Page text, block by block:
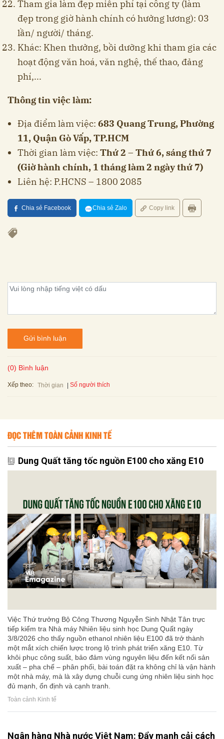
Tham gia làm đẹp miễn phí tại công ty (làm
đẹp trong giờ hành chính có hưởng lương): 03
lần/ người/ tháng.
Khác: Khen thưởng, bồi dưỡng khi tham gia các
hoạt động văn hoá, văn nghệ, thế thao, đảng
phí,...
Thông tin việc làm:
Địa điểm làm việc: 683 Quang Trung, Phường
11, Quận Gò Vấp, TP.HCM
Thời gian làm việc: Thứ 2 – Thứ 6, sáng thứ 7
(Giờ hành chính, 1 tháng làm 2 ngày thứ 7)
Liên hệ: P.HCNS – 1800 2085
Chia sẻ Facebook Chia sẻ Zalo Copy link
Gửi bình luận
(0) Bình luận
Xếp theo: Thời gian Số người thích
ĐỌC THÊM TOÀN CẢNH KINH TẾ
Dung Quất tăng tốc nguồn E100 cho xăng E10
Việc Thứ trưởng Bộ Công Thương Nguyễn Sinh Nhật Tân trực
tiếp kiểm tra Nhà máy Nhiên liệu sinh học Dung Quất ngày
3/8/2026 cho thấy nguồn ethanol nhiên liệu E100 đã trở thành
một mắt xích chiến lược trong lộ trình phát triển xăng E10. Từ
khôi phục công suất, bảo đảm vùng nguyên liệu đến kết nối sản
xuất – pha chế – phân phối, bài toán đặt ra không chỉ là vận hành
một nhà máy, mà là xây dựng chuỗi cung ứng nhiên liệu sinh học
đủ mạnh, ổn định và cạnh tranh.
Toàn cảnh Kinh tế
Ngân hàng Nhà nước Việt Nam: Đẩy mạnh cải cách